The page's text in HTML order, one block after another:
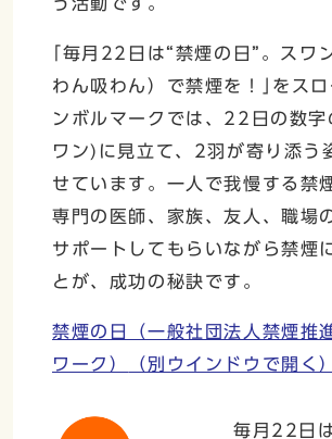
｢毎月22日は“禁煙の日”。スワ
わん吸わん）で禁煙を！｣をス
ンボルマークでは、22日の数
ワン)に見立て、2羽が寄り添う
せています。一人で我慢する禁
専門の医師、家族、友人、職場
サポートしてもらいながら禁煙
とが、成功の秘訣です。
禁煙の日（一般社団法人禁煙推
ワーク）
（別ウインドウで開く）
毎月22日